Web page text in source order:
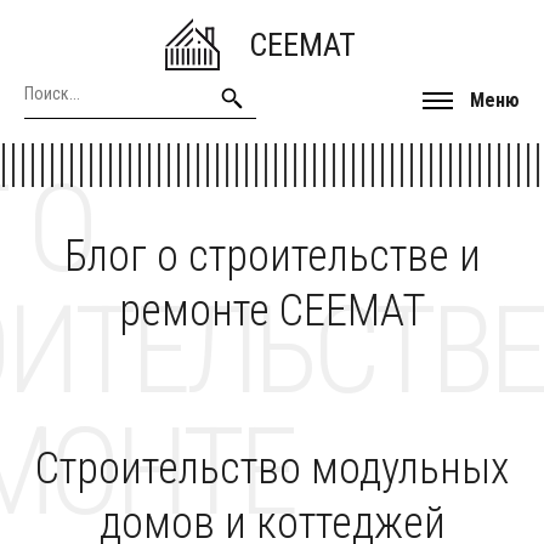
CEEMAT
Меню
Блог о строительстве и
ремонте CEEMAT
О
Строительство модульных
домов и коттеджей